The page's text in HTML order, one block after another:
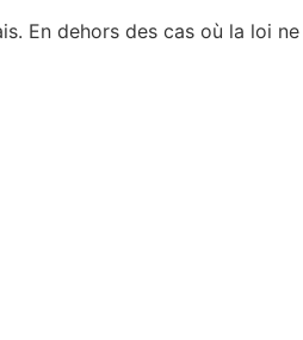
En dehors des cas où la loi